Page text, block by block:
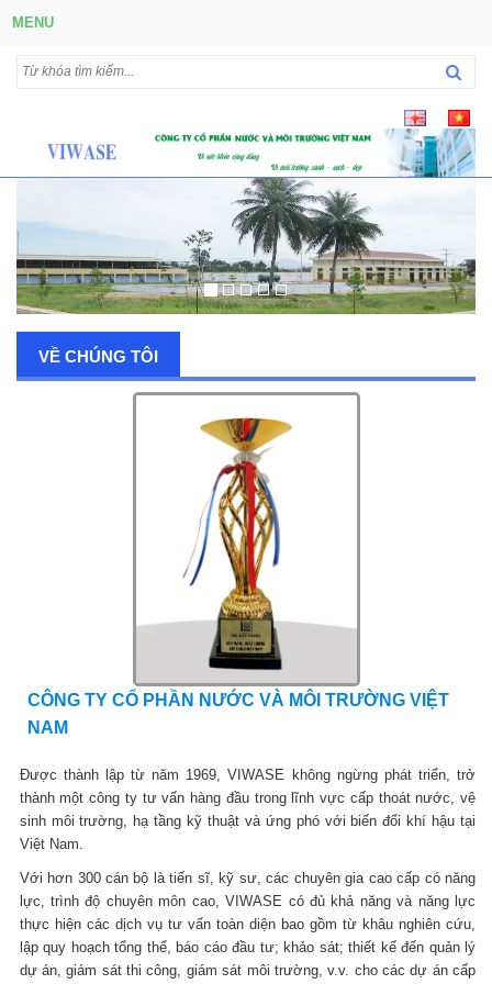
MENU
VỀ CHÚNG TÔI
CÔNG TY CỔ PHẦN NƯỚC VÀ MÔI TRƯỜNG VIỆT
NAM
Được thành lập từ năm 1969, VIWASE không ngừng phát triển, trở
thành một công ty tư vấn hàng đầu trong lĩnh vực cấp thoát nước, vệ
sinh môi trường, hạ tầng kỹ thuật và ứng phó với biến đổi khí hậu tại
Việt Nam.
Với hơn 300 cán bộ là tiến sĩ, kỹ sư, các chuyên gia cao cấp có năng
lực, trình độ chuyên môn cao, VIWASE có đủ khả năng và năng lực
thực hiện các dịch vụ tư vấn toàn diện bao gồm từ khâu nghiên cứu,
lập quy hoạch tổng thể, báo cáo đầu tư; khảo sát; thiết kế đến quản lý
dự án, giám sát thi công, giám sát môi trường, v.v. cho các dự án cấp